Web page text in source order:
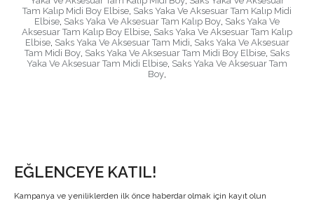
Tam Kalıp Midi Boy Elbise, Saks Yaka Ve Aksesuar Tam Kalıp Midi
Elbise, Saks Yaka Ve Aksesuar Tam Kalıp Boy, Saks Yaka Ve
Aksesuar Tam Kalıp Boy Elbise, Saks Yaka Ve Aksesuar Tam Kalıp
Elbise, Saks Yaka Ve Aksesuar Tam Midi, Saks Yaka Ve Aksesuar
Tam Midi Boy, Saks Yaka Ve Aksesuar Tam Midi Boy Elbise, Saks
Yaka Ve Aksesuar Tam Midi Elbise, Saks Yaka Ve Aksesuar Tam
Boy,
EĞLENCEYE KATIL!
Kampanya ve yeniliklerden ilk önce haberdar olmak için kayıt olun